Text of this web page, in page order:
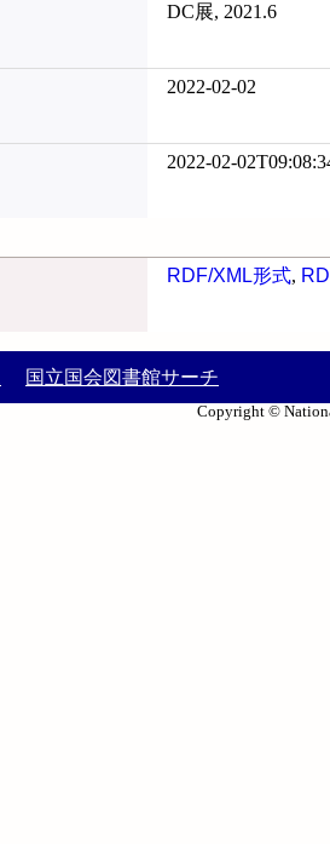
DC展, 2021.6
2022-02-02
2022-02-
RDF/XML形式,
国立国会図書館サーチ
Copyright ©